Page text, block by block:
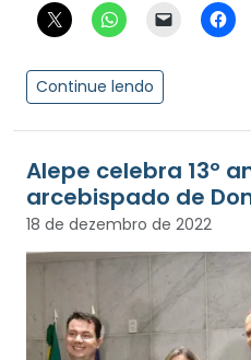
Continue lendo
Alepe celebra 13º
arcebispado de
18 de dezembro de 2022